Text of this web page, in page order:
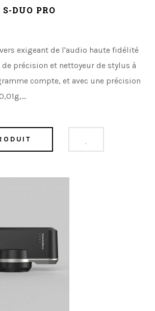
DUO PRO
exigeant de l'audio haute fidélité
de précision et nettoyeur de stylus à
compte, et avec une précision